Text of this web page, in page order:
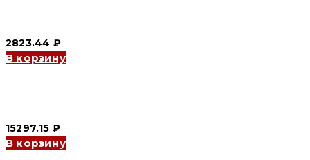
2823.44 ₽
В корзину
15297.15 ₽
В корзину